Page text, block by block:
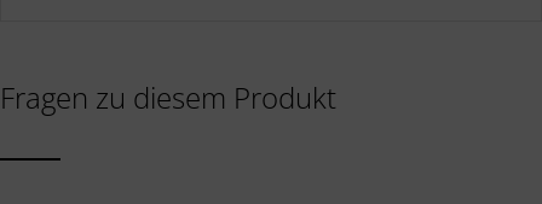
Fragen zu diesem Produkt